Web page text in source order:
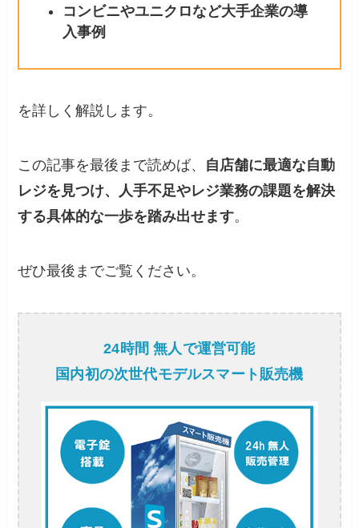
コンビニやユニクロなど大手企業の導
入事例
を詳しく解説します。
この記事を最後まで読めば、 自店舗に最適な自動
レジを見つけ、人手不足やレジ業務の課題を解決
する具体的な一歩を踏み出せます。
ぜひ最後までご覧ください。
24時間 無人で運営可能
国内初の次世代モデルスマート販売機